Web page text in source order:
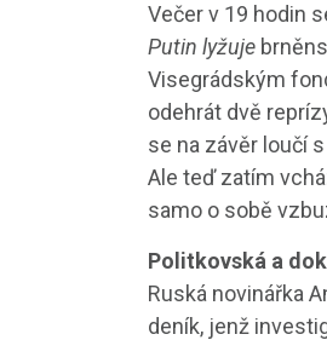
Večer v 19 hodin
Putin lyžuje
Visegrádským
odehrát dvě
se na závěr loučí
Ale teď zatím
samo o sobě
Politkovská a
Ruská novinářka
deník, jenž